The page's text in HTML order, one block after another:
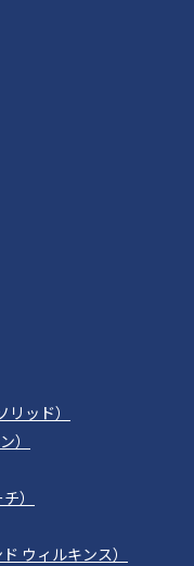
ッド）
）
）
ウィルキンス）